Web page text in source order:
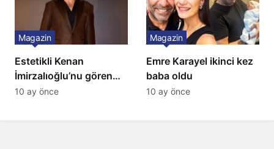
Estetikli Kenan
İmirzalıoğlu’nu gören
tanıyamıyor: Son hali
Magazin
10 ay önce
Emre Karayel ikinci kez
baba oldu
Magazin
10 ay önce